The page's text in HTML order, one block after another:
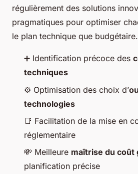
régulièrement des solutions
pragmatiques pour optimiser
le plan technique que budgétaire.
➕ Identification précoce des
techniques
⚙️ Optimisation des choix d’
technologies
📑 Facilitation de la mise en
réglementaire
💸 Meilleure maîtrise du coût
planification précise